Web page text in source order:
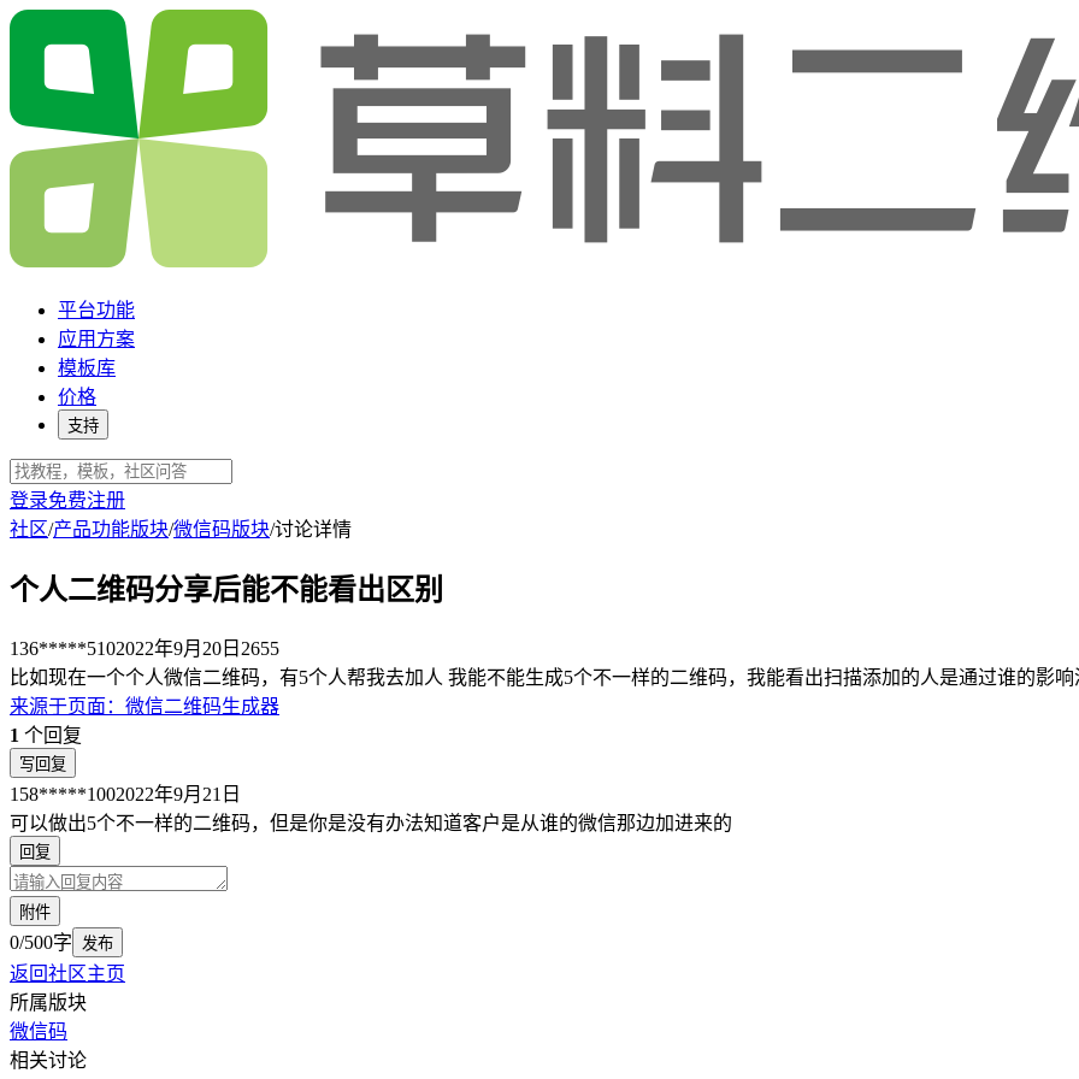
平台功能
应用方案
模板库
价格
支持
登录免费注册
社区/产品功能版块/微信码版块/讨论详情
个人二维码分享后能不能看出区别
136*****5102022年9月20日 2655
比如现在一个个人微信二维码，有5个人帮我去加人 我能不能生成5个不一样的二维码，我能看出扫描添加的人是通过谁的影响
来源于页面 ： 微信二维码生成器
1 个回复
写回复
158*****1002022年9月21日
可以做出5个不一样的二维码，但是你是没有办法知道客户是从谁的微信那边加进来的
回复
附件
0/500字 发布
返回社区主页
所属版块
微信码
相关讨论